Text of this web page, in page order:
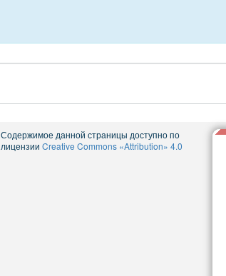
Содержимое данной страницы доступно по
лицензии Creative Commons «Attribution» 4.0